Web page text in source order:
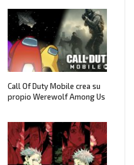
Call Of Duty Mobile crea su
propio Werewolf Among Us